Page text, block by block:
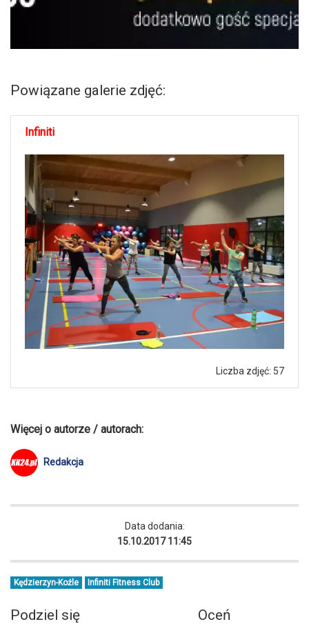
Powiązane galerie zdjęć:
Infiniti
Liczba zdjęć: 57
Więcej o autorze / autorach:
Redakcja
Data dodania:
15.10.2017 11:45
Kędzierzyn-Koźle Infiniti Fitness Club
Podziel się Oceń